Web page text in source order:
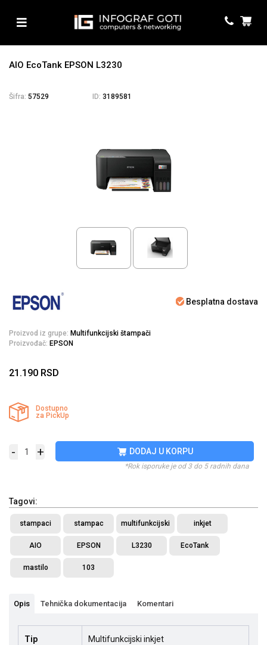
AIO EcoTank EPSON L3230
Šifra: 57529 ID: 3189581
Besplatna dostava
Proizvod iz grupe: Multifunkcijski štampači
Proizvođač: EPSON
21.190 RSD
Dostupno
za PickUp
- + DODAJ U KORPU
*Rok isporuke je od 3 do 5 radnih dana
Tagovi:
stampaci stampac multifunkcijski inkjet
AIO EPSON L3230 EcoTank
mastilo 103
Opis Tehnička dokumentacija Komentari
Tip Multifunkcijski inkjet